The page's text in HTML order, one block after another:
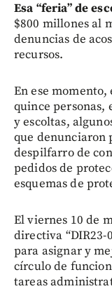
Esa “feria” de
$800 millones al
denuncias de
recursos.
En ese
quince
y escoltas,
que denunciaron
despilfarro de
pedidos de
esquemas de
El viernes 10 de
directiva “DIR23-
para asignar y
círculo de
tareas